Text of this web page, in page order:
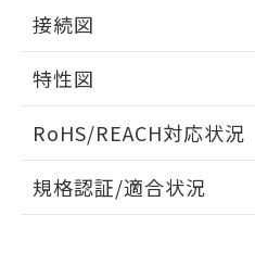
接続図
端子配置/内部接続
特性図
負荷電流-周囲温度定格
RoHS/REACH対応状況
EU RoHS 注意事項・凡例
規格認証/適合状況
用者の範囲」に
51物質の非含有証明書
るもので、過去に遡っ
ものではありません。
また、RoHS指令の
物質の対応では、対応
荷製品に未対応品が混
欄に対応日を記載して
既に当社にて対応品へ